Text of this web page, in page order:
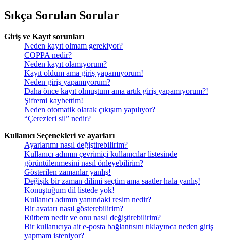
Sıkça Sorulan Sorular
Giriş ve Kayıt sorunları
Neden kayıt olmam gerekiyor?
COPPA nedir?
Neden kayıt olamıyorum?
Kayıt oldum ama giriş yapamıyorum!
Neden giriş yapamıyorum?
Daha önce kayıt olmuştum ama artık giriş yapamıyorum?!
Şifremi kaybettim!
Neden otomatik olarak çıkışım yapılıyor?
“Çerezleri sil” nedir?
Kullanıcı Seçenekleri ve ayarları
Ayarlarımı nasıl değiştirebilirim?
Kullanıcı adımın çevrimiçi kullanıcılar listesinde
görüntülenmesini nasıl önleyebilirim?
Gösterilen zamanlar yanlış!
Değişik bir zaman dilimi seçtim ama saatler hala yanlış!
Konuştuğum dil listede yok!
Kullanıcı adımın yanındaki resim nedir?
Bir avatarı nasıl gösterebilirim?
Rütbem nedir ve onu nasıl değiştirebilirim?
Bir kullanıcıya ait e-posta bağlantısını tıklayınca neden giriş
yapmam isteniyor?